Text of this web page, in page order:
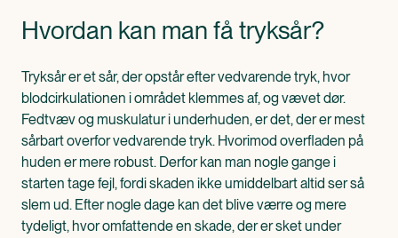
Hvordan kan man få tryksår?
Tryksår er et sår, der opstår efter vedvarende tryk, hvor
blodcirkulationen i området klemmes af, og vævet dør.
Fedtvæv og muskulatur i underhuden, er det, der er mest
sårbart overfor vedvarende tryk. Hvorimod overfladen på
huden er mere robust. Derfor kan man nogle gange i
starten tage fejl, fordi skaden ikke umiddelbart altid ser så
slem ud. Efter nogle dage kan det blive værre og mere
tydeligt, hvor omfattende en skade, der er sket under